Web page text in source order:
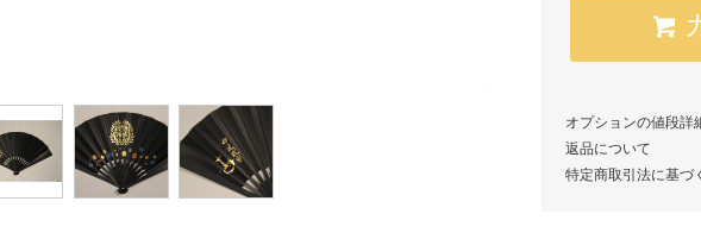
オプションの値段詳
返品について
特定商取引法に基づ